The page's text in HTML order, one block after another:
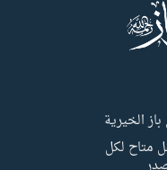
الخيرية
متاح لكل